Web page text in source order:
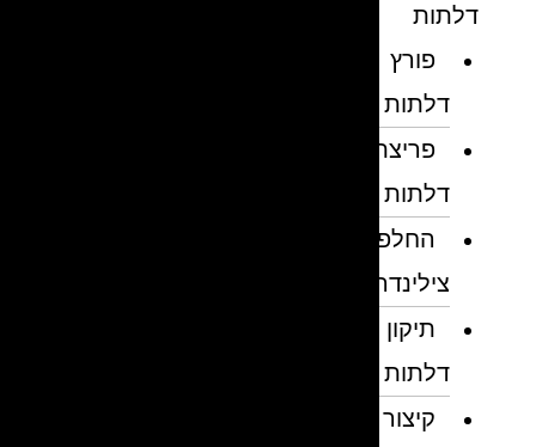
דלתות
פורץ
דלתות
פריצת
דלתות
החלפת
צילינדרים
תיקון
דלתות
קיצור